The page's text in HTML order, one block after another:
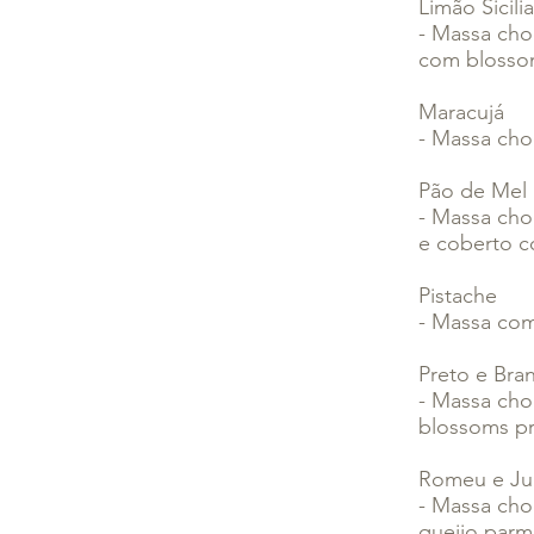
Limão
- Massa
com
Maracujá
- Massa
Pão de Mel
- Massa
e coberto
Pistache
- Massa
Preto e
- Massa
blossoms
Romeu e
- Massa